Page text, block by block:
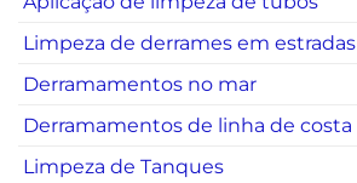
Limpeza de derrames em estradas
Derramamentos no mar
Derramamentos de linha de costa
Limpeza de Tanques